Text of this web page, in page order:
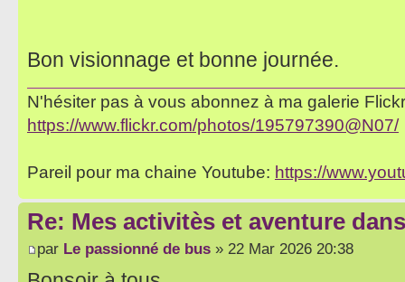
Bon visionnage et bonne journée.
N'hésiter pas à vous abonnez à ma galerie
https://www.flickr.com/photos/195797390@N07/
Pareil pour ma chaine Youtube: https://
Re: Mes activitès et aventure
par Le passionné de bus » 22 Mar 2026 20:38